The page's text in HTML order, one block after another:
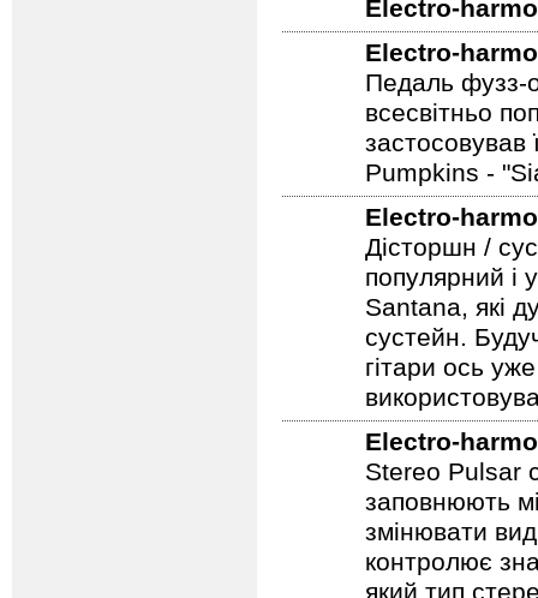
Electro-
Electro-
Педаль фузз-
всесвітньо
застосовував
Pumpkins -
Electro-
Дісторшн /
популярний і
Santana, які
сустейн.
гітари ось
Electro-
Stereo Pulsar
заповнюють
змінювати
контролює